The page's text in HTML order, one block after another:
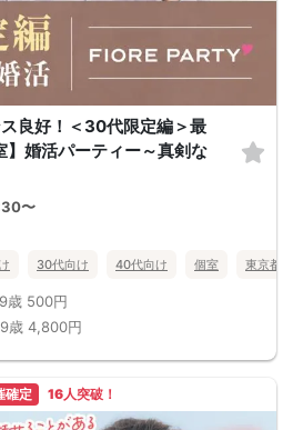
良好！＜30代限定編＞最
婚活パーティー～真剣な
〜
30代向け 40代向け 個室 東京都
歳 500円
歳 4,800円
確定 16人突破！